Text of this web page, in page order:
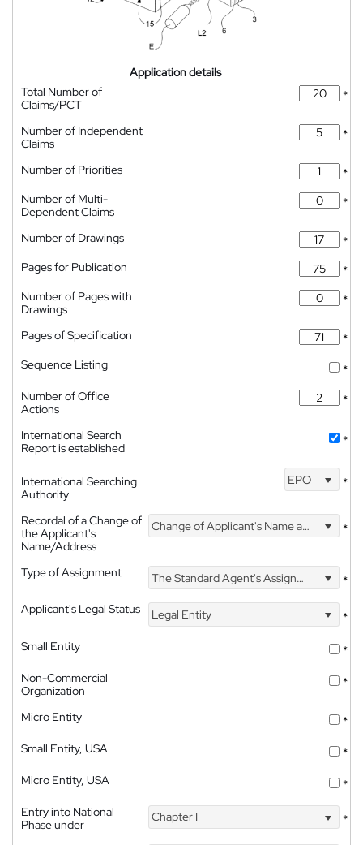
Application details
Total Number of
Claims/PCT
*
Number of Independent
Claims
*
Number of Priorities
*
Number of Multi-
Dependent Claims
*
Number of Drawings
*
Pages for Publication
*
Number of Pages with
Drawings
*
Pages of Specification
*
Sequence Listing
*
Number of Office
Actions
*
International Search
Report is established
*
International Searching
Authority
EPO *
Recordal of a Change of
the Applicant's
Name/Address
Change of Applicant's Name and Address *
Type of Assignment The Standard Agent's Assignment
*
Applicant's Legal Status
Legal Entity
*
Small Entity
*
Non-Commercial
Organization
*
Micro Entity
*
Small Entity, USA
*
Micro Entity, USA
*
Entry into National
Phase under
Chapter I *